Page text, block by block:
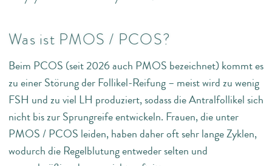
Was ist PMOS / PCOS?
Beim PCOS (seit 2026 auch PMOS bezeichnet) kommt es
zu einer Störung der Follikel-Reifung – meist wird zu wenig
FSH und zu viel LH produziert, sodass die Antralfollikel sich
nicht bis zur Sprungreife entwickeln. Frauen, die unter
PMOS / PCOS leiden, haben daher oft sehr lange Zyklen,
wodurch die Regelblutung entweder selten und